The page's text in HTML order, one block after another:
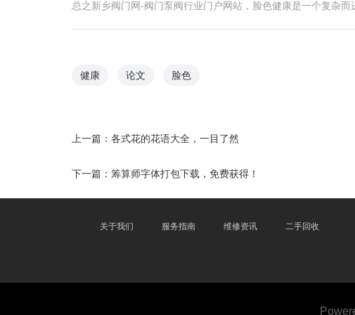
总之新乡阀门网-阀门泵阀行业门户网站，脸色健康是一个复杂
健康 论文 脸色
上一篇： 各式花的花语大全，一目了然
下一篇： 筹算师字体打包下载，免费获得！
关于我们 服务指南 维修资讯 二手回收